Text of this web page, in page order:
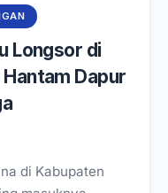
Longsor di
Dapur
di Kabupaten